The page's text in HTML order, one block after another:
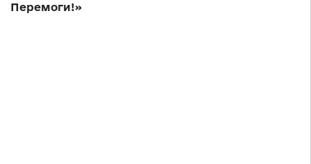
Перемоги!»